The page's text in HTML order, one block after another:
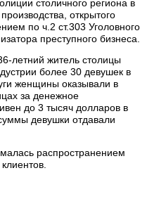
столичного региона в
открытого
по ч.2 ст.303 Уголовного
преступного бизнеса.
летний житель столицы
более 30 девушек в
женщины оказывали в
за денежное
до 3 тысяч долларов в
девушки отдавали
распространением